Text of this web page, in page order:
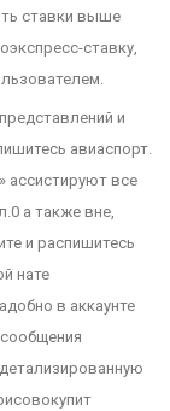
ставки выше
ставку,
и
авиаспорт.
ассистируют все
а также вне,
и распишитесь
нате
в аккаунте